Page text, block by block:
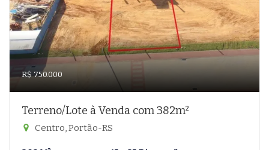
R$ 750.000
Terreno/Lote à Venda com 382m²
Centro, Portão-RS